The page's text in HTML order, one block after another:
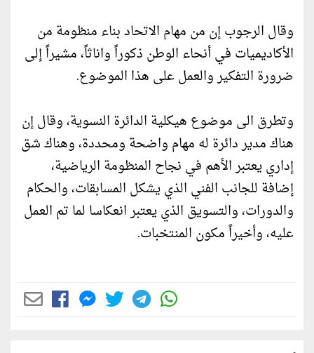
وقال الرجوب إن من مهام الاتحاد بناء منظومة من
الأكاديميات في أنحاء الوطن ذكوراً واناثاً، مشيراً إلى
ضرورة التفكير والعمل على هذا الموضوع.
وتطرق الى موضوع هيكلية الدائرة النسوية، وقال إن
هناك مدير دائرة له مهام واضحة ومحددة، وهناك شق
إداري يعتبر الأهم في نجاح المنظومة الرياضية،
إضافة للجانب الفني الذي يشكل المسابقات، والحكام
والدورات، والتسويق الذي يعتبر انعكاسا لما تم العمل
عليه، وأخيراً مكون المنتخبات.